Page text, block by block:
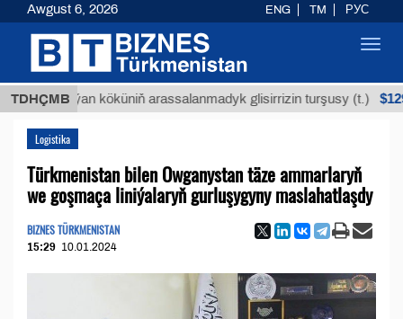
TDHÇMB
Buýan köküniň arassalanmadyk glisirrizin turşusy (t.) $12935,18
Logistika
Türkmenistan bilen Owganystan täze ammarlaryň
we goşmaça liniýalaryň gurluşygyny maslahatlaşdy
BIZNES TÜRKMENISTAN
15:29 10.01.2024
Awgust 6, 2026 ENG TM РУС